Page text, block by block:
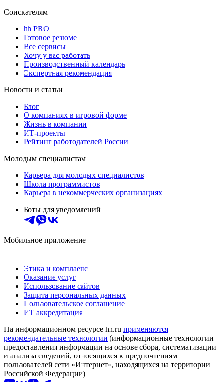
Соискателям
hh PRO
Готовое резюме
Все сервисы
Хочу у вас работать
Производственный календарь
Экспертная рекомендация
Новости и статьи
Блог
О компаниях в игровой форме
Жизнь в компании
ИТ-проекты
Рейтинг работодателей России
Молодым специалистам
Карьера для молодых специалистов
Школа программистов
Карьера в некоммерческих организациях
Боты для уведомлений
Мобильное приложение
Этика и комплаенс
Оказание услуг
Использование сайтов
Защита персональных данных
Пользовательское соглашение
ИТ аккредитация
На информационном ресурсе hh.ru применяются
рекомендательные технологии (информационные технологии
предоставления информации на основе сбора, систематизации
и анализа сведений, относящихся к предпочтениям
пользователей сети «Интернет», находящихся на территории
Российской Федерации)